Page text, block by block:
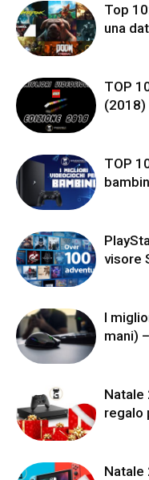
Top
una
TOP
(2018)
TOP
visore
I
mani)
Natale
regalo
Natale